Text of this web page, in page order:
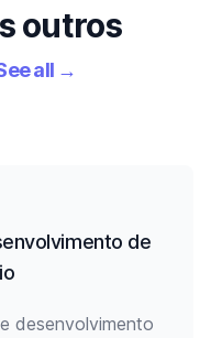
outros
all →
de
desenvolvimento